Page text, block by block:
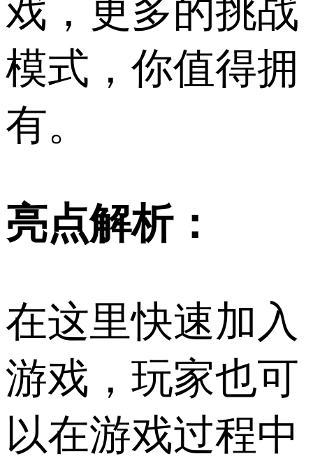
戏，更多的挑战
模式，你值得拥
有。
亮点解析：
在这里快速加入
游戏，玩家也可
以在游戏过程中